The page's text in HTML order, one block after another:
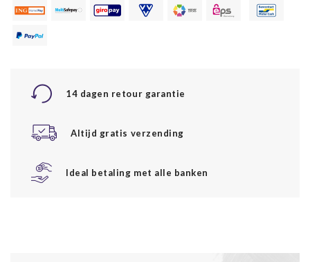
14 dagen retour garantie
Altijd gratis verzending
Ideal betaling met alle banken